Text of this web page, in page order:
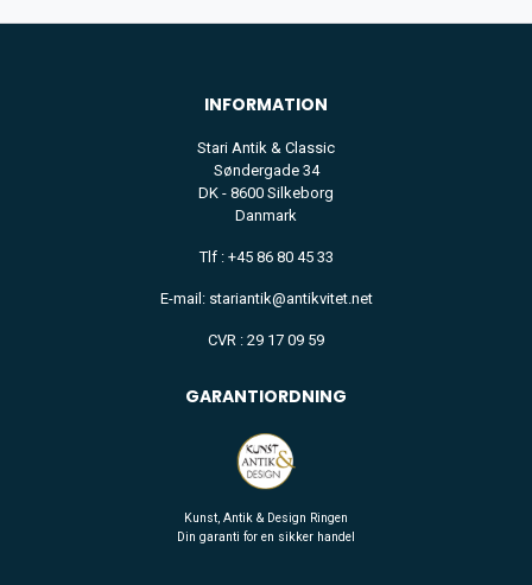
INFORMATION
Stari Antik & Classic
Søndergade 34
DK - 8600 Silkeborg
Danmark
Tlf : +45 86 80 45 33
E-mail: stariantik@antikvitet.net
CVR : 29 17 09 59
GARANTIORDNING
Kunst, Antik & Design Ringen
Din garanti for en sikker handel